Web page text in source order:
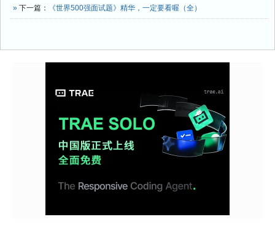
» 下一篇： 《世界500强面试题》精华，一定要看喔（全）